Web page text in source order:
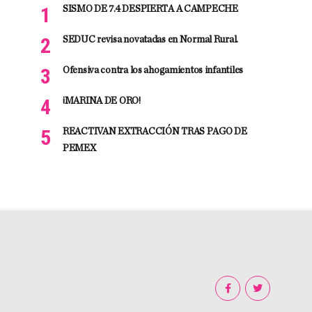
SISMO DE 7.4 DESPIERTA A CAMPECHE
SEDUC revisa novatadas en Normal Rural.
Ofensiva contra los ahogamientos infantiles
¡MARINA DE ORO!
REACTIVAN EXTRACCIÓN TRAS PAGO DE
PEMEX